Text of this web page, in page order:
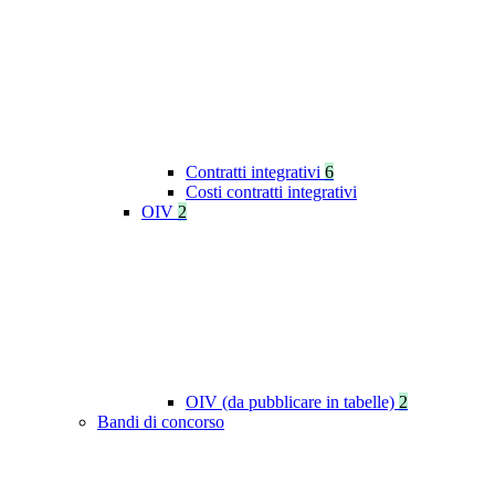
Contratti integrativi 6
Costi contratti integrativi
OIV 2
OIV (da pubblicare in tabelle) 2
Bandi di concorso